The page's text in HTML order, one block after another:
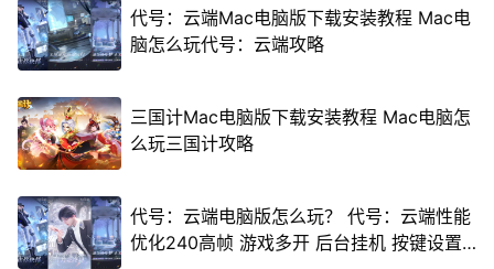
代号：云端Mac电脑版下载安装教程 Mac电
脑怎么玩代号：云端攻略
三国计Mac电脑版下载安装教程 Mac电脑怎
么玩三国计攻略
代号：云端电脑版怎么玩？ 代号：云端性能
优化240高帧 游戏多开 后台挂机 按键设置